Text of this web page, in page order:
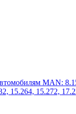
MAN:
15.264, 15.272,